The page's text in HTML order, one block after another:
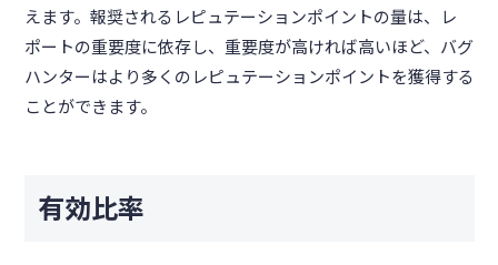
えます。報奨されるレピュテーションポイントの量は、レ
ポートの重要度に依存し、重要度が高ければ高いほど、バグ
ハンターはより多くのレピュテーションポイントを獲得する
ことができます。
有効比率